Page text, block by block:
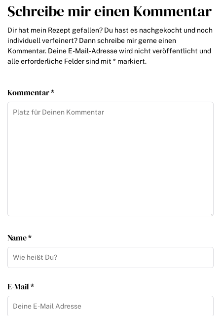
Schreibe mir einen Kommentar
Dir hat mein Rezept gefallen? Du hast es nachgekocht und noch
individuell verfeinert? Dann schreibe mir gerne einen
Kommentar. Deine E-Mail-Adresse wird nicht veröffentlicht und
alle erforderliche Felder sind mit * markiert.
Kommentar *
Name *
E-Mail *